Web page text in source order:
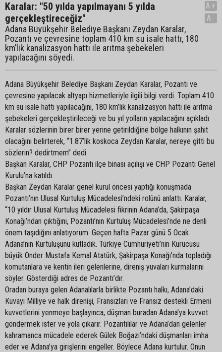
Karalar: "50 yılda yapılmayanı 5 yılda
gerçekleştireceğiz"
Adana Büyükşehir Belediye Başkanı Zeydan Karalar,
Pozantı ve çevresine toplam 410 km su isale hattı, 180
km’lik kanalizasyon hattı ile arıtma şebekeleri
yapılacağını söyedi.
A+
A-
Adana Büyükşehir Belediye Başkanı Zeydan Karalar, Pozantı ve
çevresine yapılacak altyapı hizmetleriyle ilgili bilgi verdi. Toplam 410
km su isale hattı yapılacağını, 180 km’lik kanalizasyon hattı ile arıtma
şebekeleri gerçekleştirileceği ve bu yıl yolların yapılacağını açıkladı.
Karalar sözlerinin birer birer yerine getirildiğine bölge halkının şahit
olacağını belirterek, “1.87’lik koskoca Zeydan Karalar, nereye gitti bu
sözlerin? dedirtmem” dedi.
Başkan Karalar, CHP Pozantı ilçe binası açılışı ve CHP Pozantı Genel
Kurulu’na katıldı.
Başkan Zeydan Karalar genel kurul öncesi yaptığı konuşmada
Pozantı’nın Ulusal Kurtuluş Mücadelesi’ndeki rolünü anlattı. Karalar,
“10 yıldır Ulusal Kurtuluş Mücadelesi fikrinin Adana’da, Şakirpaşa
Konağı’ndan çıktığını, Pozantı’nın Kurtuluş Mücadelesi’nde ne denli
önem taşıdığını anlatıyorum. Geçen hafta Pazar günü 5 Ocak
Adana’nın Kurtuluşunu kutladık. Türkiye Cumhuriyeti’nin Kurucusu
büyük Önder Mustafa Kemal Atatürk, Şakirpaşa Konağı’nda topladığı
komutanlara ve kentin ileri gelenlerine, direniş yuvaları kurmalarını
söyler. Gösterdiği adres de Pozantı’dır.
Oradan buraya gelen Adanalılarla birlikte Pozantı halkı, Adana’daki
Kuvayı Milliye ve halk direnişi, Fransızları ve Fransız destekli Ermeni
kuvvetlerini yenmeye başlayınca, düşman buradan Adana’ya kuvvet
göndermek ister ve yola çıkarır. Pozantılılar ve Adana’dan gelenler
kahramanca mücadele ederek Gülek Boğazı’ndaki düşmanları imha
eder ve Adana’ya girişlerini engeller. Böylece Adana kurtulur. Onun